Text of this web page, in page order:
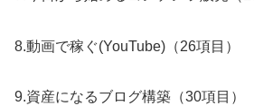
8.動画で稼ぐ(YouTube)（26項目）
9.資産になるブログ構築（30項目）